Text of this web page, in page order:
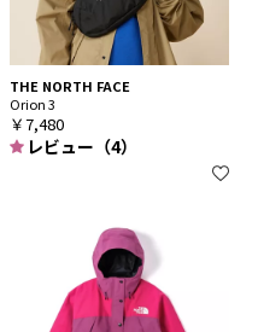
THE NORTH FACE
Orion 3
￥7,480
レビュー（4）